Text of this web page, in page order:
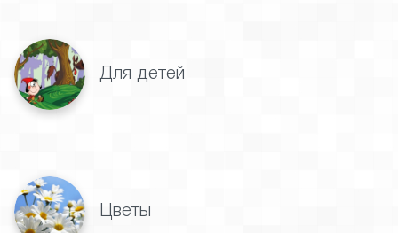
Для детей
Цветы